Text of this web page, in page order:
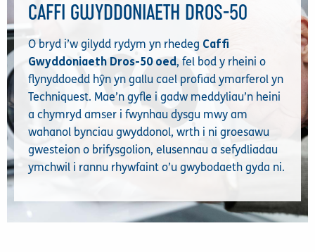
CAFFI GWYDDONIAETH DROS-50
O bryd i’w gilydd rydym yn rhedeg Caffi
Gwyddoniaeth Dros-50 oed, fel bod y rheini o
flynyddoedd hŷn yn gallu cael profiad ymarferol yn
Techniquest. Mae’n gyfle i gadw meddyliau’n heini
a chymryd amser i fwynhau dysgu mwy am
wahanol bynciau gwyddonol, wrth i ni groesawu
gwesteion o brifysgolion, elusennau a sefydliadau
ymchwil i rannu rhywfaint o’u gwybodaeth gyda ni.